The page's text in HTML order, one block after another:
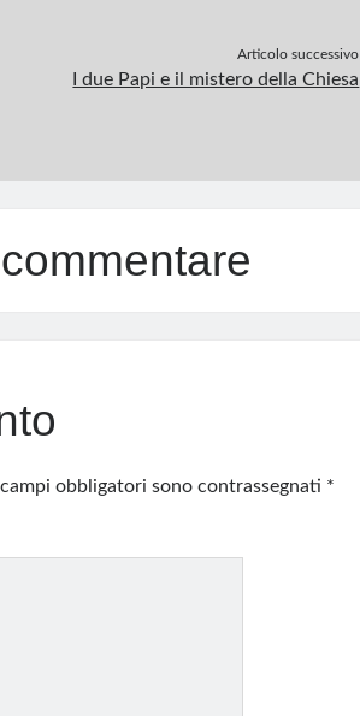
Articolo successivo
I due Papi e il mistero della Chiesa
I campi obbligatori sono contrassegnati *